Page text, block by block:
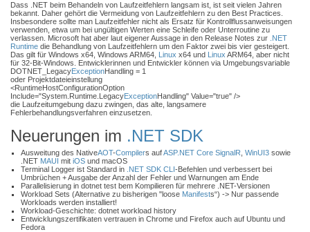
Dass .NET beim Behandeln von Laufzeitfehlern langsam ist, ist seit vielen Jahren
bekannt. Daher gehört die Vermeidung von Laufzeitfehlern zu den Best Practices.
Insbesondere sollte man Laufzeitfehler nicht als Ersatz für Kontrollflussanweisungen
verwenden, etwa um bei ungültigen Werten eine Schleife oder Unterroutine zu
verlassen. Microsoft hat aber laut eigener Aussage in den Release Notes zur .NET
Runtime die Behandlung von Laufzeitfehlern um den Faktor zwei bis vier gesteigert.
Das gilt für Windows x64, Windows ARM64, Linux x64 und Linux ARM64, aber nicht
für 32-Bit-Windows. Entwicklerinnen und Entwickler können via Umgebungsvariable
DOTNET_LegacyExceptionHandling = 1
oder Projektdateieinstellung
<RuntimeHostConfigurationOption
Include="System.Runtime.LegacyExceptionHandling" Value="true" />
die Laufzeitumgebung dazu zwingen, das alte, langsamere
Fehlerbehandlungsverfahren einzusetzen.
Neuerungen im .NET SDK
Ausweitung des NativeAOT-Compilers aufASP.NET Core SignalR WinUI3 sowie
.NET MAUI mit iOS und macOS
Terminal Logger ist Standard in .NET SDK CLI-Befehlen und verbessert bei
Umbrüchen + Ausgabe der Anzahl der Fehler und Warnungen am Ende
Parallelisierung in dotnet test bem Kompilieren für mehrere .NET-Versionen
Workload Sets (Alternative zu bisherigen "loose Manifests“) -> Nur passende
Workloads werden installiert!
Workload-Geschichte: dotnet workload history
Entwicklungszertifikaten vertrauen in Chrome und Firefox auch auf Ubuntu und
Fedora